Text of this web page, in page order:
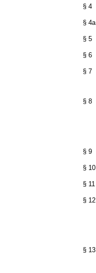
§ 4
§ 4a
§ 5
§ 6
§ 7
§ 8
§ 9
§ 10
§ 11
§ 12
§ 13